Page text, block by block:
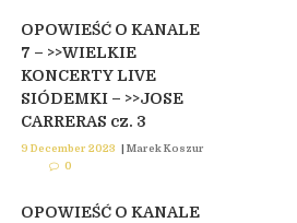
OPOWIEŚĆ O KANALE
7 – >>WIELKIE
KONCERTY LIVE
SIÓDEMKI – >>JOSE
CARRERAS cz. 3
9 December 2023
Marek Koszur
0
OPOWIEŚĆ O KANALE